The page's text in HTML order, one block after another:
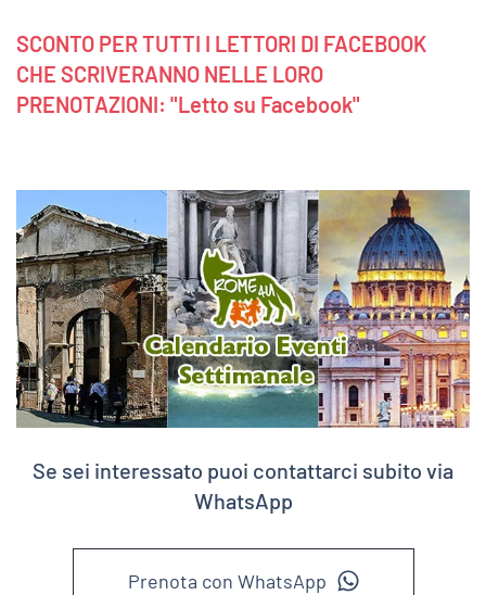
SCONTO PER TUTTI I LETTORI DI FACEBOOK
CHE SCRIVERANNO NELLE LORO
PRENOTAZIONI: "Letto su Facebook"
Se sei interessato puoi contattarci subito via
WhatsApp
Prenota con WhatsApp